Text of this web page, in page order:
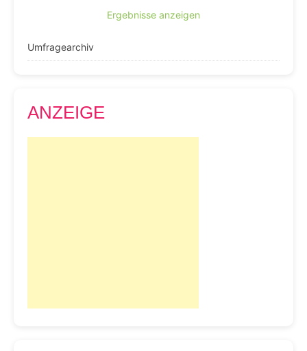
Ergebnisse anzeigen
Umfragearchiv
ANZEIGE